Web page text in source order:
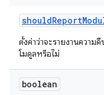
shouldReport
ตั้งค่าว่าจะรายงานความ
โมดูลหรือไม่
boolean